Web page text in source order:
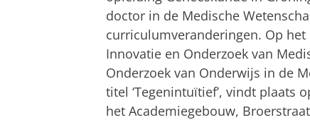
doctor in de Medische
curriculumveranderingen. Op
Innovatie en Onderzoek van
Onderzoek van Onderwijs in de
titel ‘Tegenintuïtief’, vindt plaats
het Academiegebouw,